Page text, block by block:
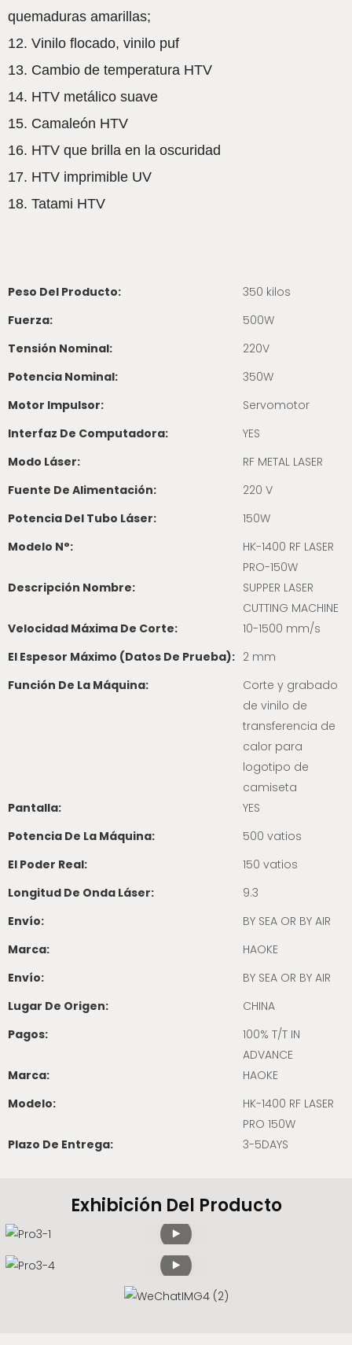
quemaduras amarillas;
12. Vinilo flocado, vinilo puf
13. Cambio de temperatura HTV
14. HTV metálico suave
15. Camaleón HTV
16. HTV que brilla en la oscuridad
17. HTV imprimible UV
18. Tatami HTV
Peso Del Producto:
350 kilos
Fuerza:
500W
Tensión Nominal:
220V
Potencia Nominal:
350W
Motor Impulsor:
Servomotor
Interfaz De Computadora:
YES
Modo Láser:
RF METAL LASER
Fuente De Alimentación:
220 V
Potencia Del Tubo Láser:
150W
Modelo N°:
HK-1400 RF LASER
PRO-150W
Descripción Nombre:
SUPPER LASER
CUTTING MACHINE
Velocidad Máxima De Corte:
10-1500 mm/s
El Espesor Máximo (datos De Prueba): 2 mm
Función De La Máquina:
Corte y grabado
de vinilo de
transferencia de
calor para
logotipo de
camiseta
Pantalla:
YES
Potencia De La Máquina:
500 vatios
El Poder Real:
150 vatios
Longitud De Onda Láser:
9.3
Envío:
BY SEA OR BY AIR
Marca:
HAOKE
Envío:
BY SEA OR BY AIR
Lugar De Origen:
CHINA
Pagos:
100% T/T IN
ADVANCE
Marca:
HAOKE
Modelo:
HK-1400 RF LASER
PRO 150W
Plazo De Entrega:
3-5DAYS
Exhibición Del Producto